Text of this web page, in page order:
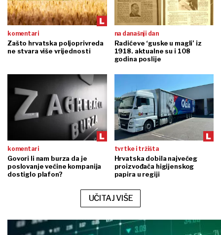
komentari
Zašto hrvatska poljoprivreda
ne stvara više vrijednosti
na današnji dan
Radićeve ‘guske u magli’ iz
1918. aktualne su i 108
godina poslije
komentari
Govori li nam burza da je
poslovanje većine kompanija
dostiglo plafon?
tvrtke i tržišta
Hrvatska dobila najvećeg
proizvođača higijenskog
papira u regiji
UČITAJ VIŠE